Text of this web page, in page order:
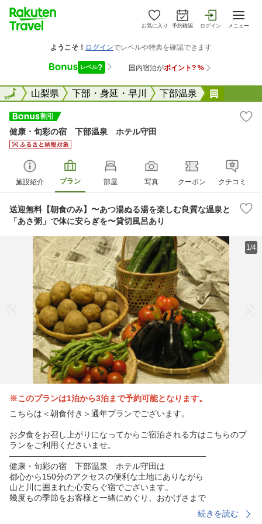
お気に入り 予約確認 ログイン メニュー
全国山梨県 下部・身延・早川 下部温泉
全国
健康・旬彩の宿 下部温泉 ホテル守田
施設紹介 プラン 部屋 写真 クーポン クチコミ
送迎無料【朝食のみ】〜あつ湯ぬる湯を楽しむ良質な温泉と
「あさ粥」で体に安らぎを〜貸切風呂あり
1/4
※このプランは1泊から3泊まで予約可能となります。
こちらは＜朝食付き＞通年プランでございます。
お夕食をお召し上がりになってからご宿泊される方はこちらのプ
ランをご利用くださいませ。
————————————————————————
健康・旬彩の宿 下部温泉 ホテル守田は
都心から150分のアクセスの便利な土地にありながら
山と川に囲まれた心安らぐ宿でございます。
幾度もの季節をお客様と一緒にめぐり、おかげさまで
続きを読む